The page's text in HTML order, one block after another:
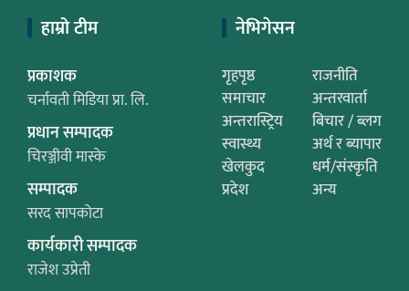
हाम्रो टीम
प्रकाशक
चर्नावती मिडिया प्रा. लि.
प्रधान सम्पादक
चिरञ्जीवी मास्के
सम्पादक
सरद सापकोटा
कार्यकारी सम्पादक
राजेश उप्रेती
नेभिगेसन
गृहपृष्ठ
राजनीति
समाचार
अन्तरवार्ता
अन्तरास्ट्रिय
बिचार / ब्लग
स्वास्थ्य
अर्थ र ब्यापार
खेलकुद
धर्म/संस्कृति
प्रदेश
अन्य